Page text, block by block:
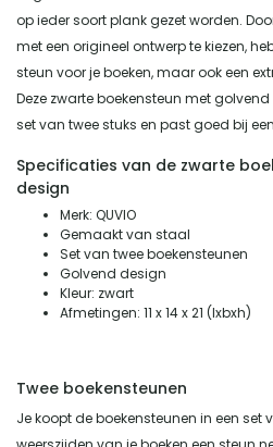
op ieder soort plank gezet worden.
met een origineel ontwerp te kiezen,
steun voor je boeken, maar ook een
Deze zwarte boekensteun met
set van twee stuks en past goed bij
Specificaties van de zwarte
design
Merk: QUVIO
Gemaakt van staal
Set van twee boekensteunen
Golvend design
Kleur: zwart
Afmetingen: 11 x 14 x 21 (lxbxh)
Twee boekensteunen
Je koopt de boekensteunen in een set